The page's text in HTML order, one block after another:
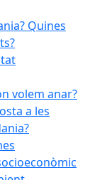
Quines
volem anar?
a les